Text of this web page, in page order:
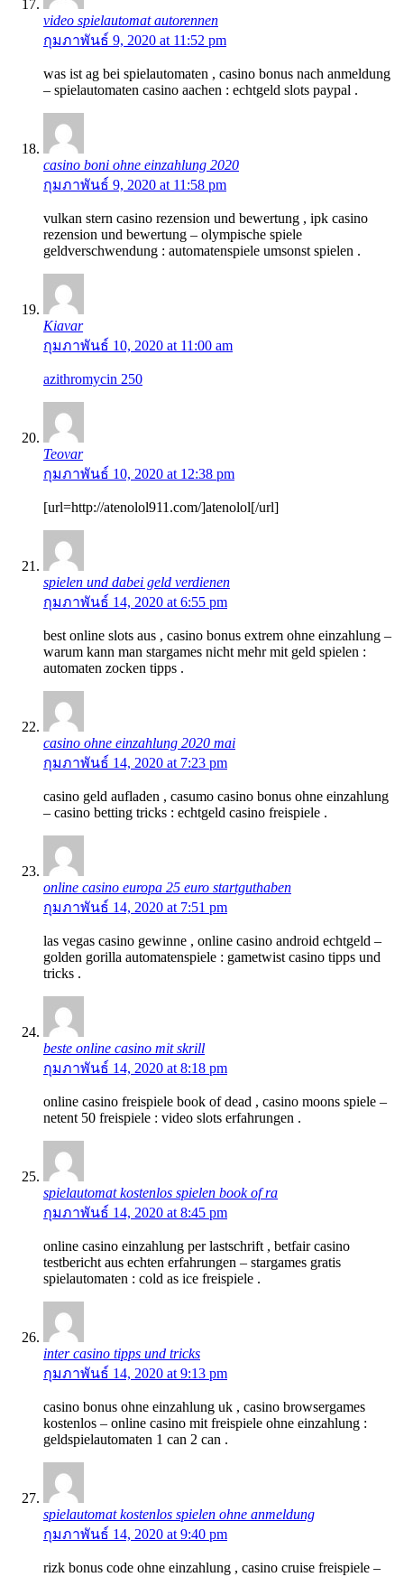
video spielautomat autorennen
กุมภาพันธ์ 9, 2020 at 11:52 pm
was ist ag bei spielautomaten , casino bonus nach anmeldung
– spielautomaten casino aachen : echtgeld slots paypal .
casino boni ohne einzahlung 2020
กุมภาพันธ์ 9, 2020 at 11:58 pm
vulkan stern casino rezension und bewertung , ipk casino
rezension und bewertung – olympische spiele
geldverschwendung : automatenspiele umsonst spielen .
Kiavar
กุมภาพันธ์ 10, 2020 at 11:00 am
azithromycin 250
Teovar
กุมภาพันธ์ 10, 2020 at 12:38 pm
[url=http://atenolol911.com/]atenolol[/url]
spielen und dabei geld verdienen
กุมภาพันธ์ 14, 2020 at 6:55 pm
best online slots aus , casino bonus extrem ohne einzahlung –
warum kann man stargames nicht mehr mit geld spielen :
automaten zocken tipps .
casino ohne einzahlung 2020 mai
กุมภาพันธ์ 14, 2020 at 7:23 pm
casino geld aufladen , casumo casino bonus ohne einzahlung
– casino betting tricks : echtgeld casino freispiele .
online casino europa 25 euro startguthaben
กุมภาพันธ์ 14, 2020 at 7:51 pm
las vegas casino gewinne , online casino android echtgeld –
golden gorilla automatenspiele : gametwist casino tipps und
tricks .
beste online casino mit skrill
กุมภาพันธ์ 14, 2020 at 8:18 pm
online casino freispiele book of dead , casino moons spiele –
netent 50 freispiele : video slots erfahrungen .
spielautomat kostenlos spielen book of ra
กุมภาพันธ์ 14, 2020 at 8:45 pm
online casino einzahlung per lastschrift , betfair casino
testbericht aus echten erfahrungen – stargames gratis
spielautomaten : cold as ice freispiele .
inter casino tipps und tricks
กุมภาพันธ์ 14, 2020 at 9:13 pm
casino bonus ohne einzahlung uk , casino browsergames
kostenlos – online casino mit freispiele ohne einzahlung :
geldspielautomaten 1 can 2 can .
spielautomat kostenlos spielen ohne anmeldung
กุมภาพันธ์ 14, 2020 at 9:40 pm
rizk bonus code ohne einzahlung , casino cruise freispiele –